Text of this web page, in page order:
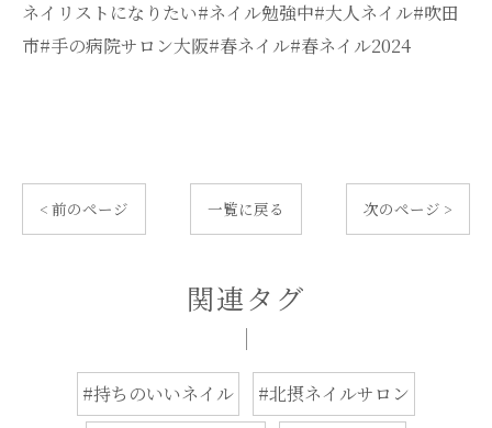
ネイリストになりたい#ネイル勉強中#大人ネイル#吹田
市#手の病院サロン大阪#春ネイル#春ネイル2024
< 前のページ 一覧に戻る 次のページ >
関連タグ
#持ちのいいネイル
#北摂ネイルサロン